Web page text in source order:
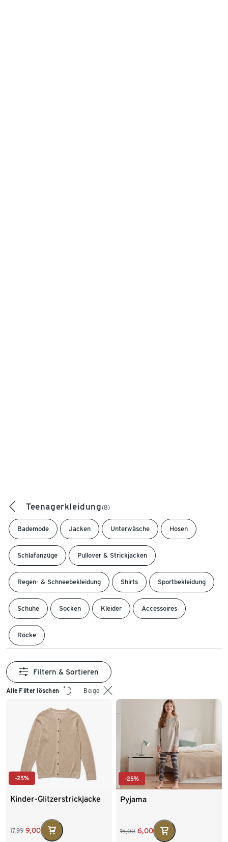
Teenagerkleidung(8)
Bademode Jacken Unterwäsche Hosen
Schlafanzüge Pullover & Strickjacken
Regen- & Schneebekleidung Shirts Sportbekleidung
Schuhe Socken Kleider Accessoires
Röcke
Alle Filter löschen Beige
Filtern & Sortieren
-25%
Kinder-Glitzerstrickjacke
17,99 9,00
-25%
Pyjama
15,00 6,00